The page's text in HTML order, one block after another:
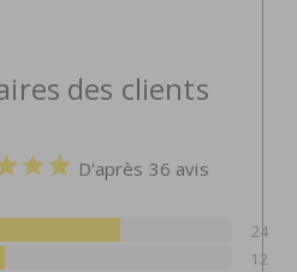
des clients
D'après 36 avis
24
12